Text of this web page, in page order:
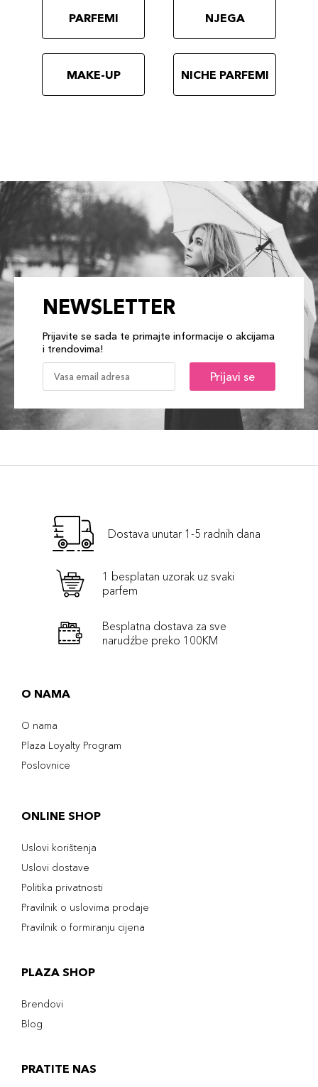
PARFEMI NJEGA
MAKE-UP NICHE PARFEMI
NEWSLETTER
Prijavite se sada te primajte informacije o akcijama
i trendovima!
Prijavi se
Dostava unutar 1-5 radnih dana
1 besplatan uzorak uz svaki
parfem
Besplatna dostava za sve
narudźbe preko 100KM
O NAMA
O nama
Plaza Loyalty Program
Poslovnice
ONLINE SHOP
Uslovi korištenja
Uslovi dostave
Politika privatnosti
Pravilnik o uslovima prodaje
Pravilnik o formiranju cijena
PLAZA SHOP
Brendovi
Blog
PRATITE NAS